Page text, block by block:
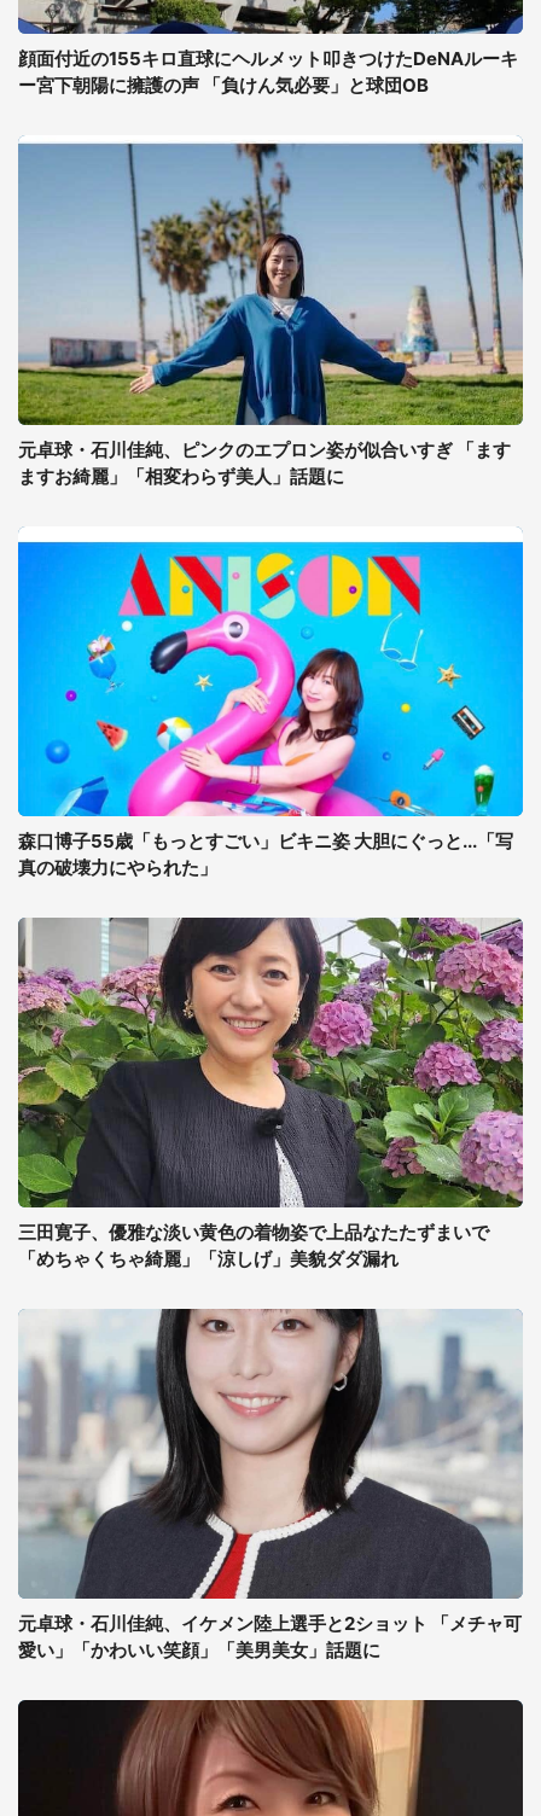
顔面付近の155キロ直球にヘルメット叩きつけたDeNAルーキ
ー宮下朝陽に擁護の声 「負けん気必要」と球団OB
元卓球・石川佳純、ピンクのエプロン姿が似合いすぎ 「ます
ますお綺麗」「相変わらず美人」話題に
森口博子55歳「もっとすごい」ビキニ姿 大胆にぐっと...「写
真の破壊力にやられた」
三田寛子、優雅な淡い黄色の着物姿で上品なたたずまいで
「めちゃくちゃ綺麗」「涼しげ」美貌ダダ漏れ
元卓球・石川佳純、イケメン陸上選手と2ショット 「メチャ可
愛い」「かわいい笑顔」「美男美女」話題に